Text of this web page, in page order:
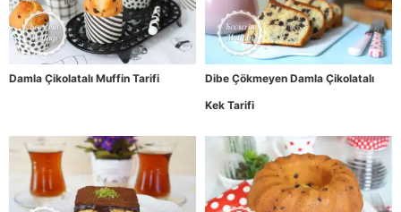
Damla Çikolatalı Muffin Tarifi
Dibe Çökmeyen Damla Çikolatalı
Kek Tarifi